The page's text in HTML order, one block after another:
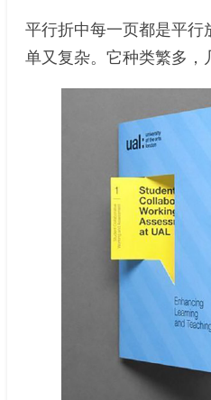
平行折中每一页都是平行
单又复杂。它种类繁多，